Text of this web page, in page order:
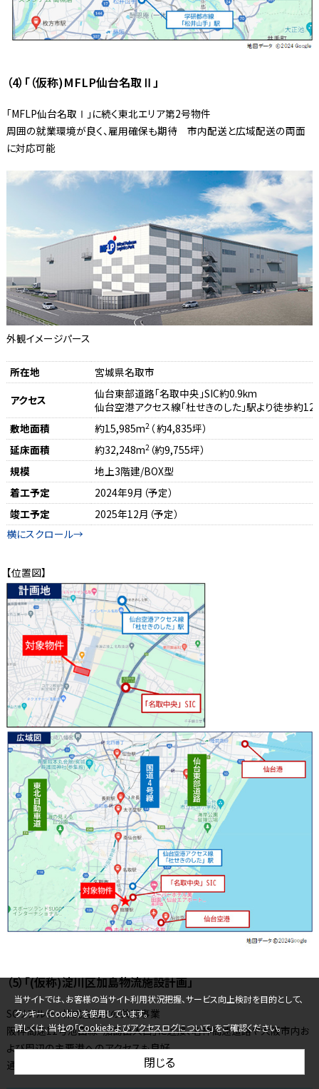
（4）「（仮称)MFLP仙台名取Ⅱ」
「MFLP仙台名取Ⅰ」に続く東北エリア第2号物件
周囲の就業環境が良く、雇用確保も期待 市内配送と広域配送の両面
に対応可能
外観イメージパース
所在地
宮城県名取市
アクセス
仙台東部道路「名取中央」SIC約0.9km
仙台空港アクセス線「杜せきのした」駅より徒歩約12
敷地面積
約15,985m2（ 約4,835坪）
延床面積
約32,248m2（約9,755坪）
規模
地上3階建/BOX型
着工予定
2024年9月（予定）
竣工予定
2025年12月（予定）
【位置図】
（5）「(仮称)淀川区加島物流施設計画」
SGリアルティ株式会社との共同事業
阪神高速11号池田線「加島出入口」に近接、名神高速道路や大阪市内お
よび周辺の主要港へのアクセスも良好
通勤利便性も兼ね備える好立地
当サイトでは、お客様の当サイト利用状況把握、サービス向上検討を目的として、
クッキー（Cookie）を使用しています。
詳しくは、当社の「Cookieおよびアクセスログについて」をご確認ください。
閉じる